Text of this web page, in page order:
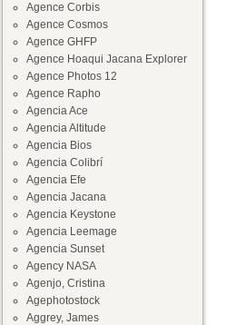
Agence Corbis
Agence Cosmos
Agence GHFP
Agence Hoaqui Jacana Explorer
Agence Photos 12
Agence Rapho
Agencia Ace
Agencia Altitude
Agencia Bios
Agencia Colibrí
Agencia Efe
Agencia Jacana
Agencia Keystone
Agencia Leemage
Agencia Sunset
Agency NASA
Agenjo, Cristina
Agephotostock
Aggrey, James